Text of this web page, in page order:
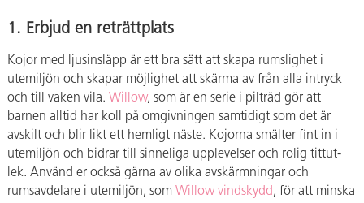
1. Erbjud en reträttplats
Kojor med ljusinsläpp är ett bra sätt att skapa rumslighet i
utemiljön och skapar möjlighet att skärma av från alla intryck
och till vaken vila. Willow, som är en serie i pilträd gör att
barnen alltid har koll på omgivningen samtidigt som det är
avskilt och blir likt ett hemligt näste. Kojorna smälter fint in i
utemiljön och bidrar till sinneliga upplevelser och rolig tittut-
lek. Använd er också gärna av olika avskärmningar och
rumsavdelare i utemiljön, som Willow vindskydd, för att minska